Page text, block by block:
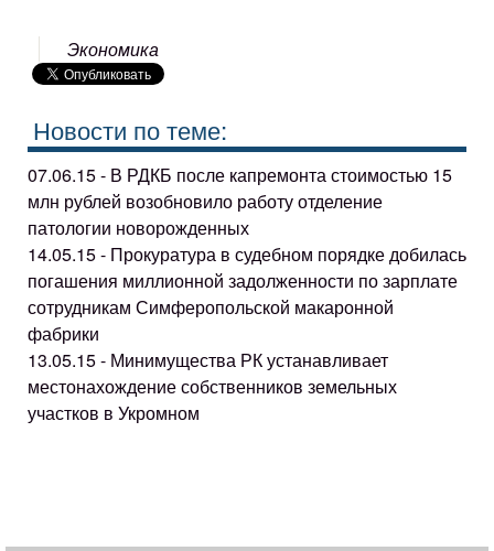
Экономика
Новости по теме:
07.06.15 - В РДКБ после капремонта стоимостью 15
млн рублей возобновило работу отделение
патологии новорожденных
14.05.15 - Прокуратура в судебном порядке добилась
погашения миллионной задолженности по зарплате
сотрудникам Симферопольской макаронной
фабрики
13.05.15 - Минимущества РК устанавливает
местонахождение собственников земельных
участков в Укромном